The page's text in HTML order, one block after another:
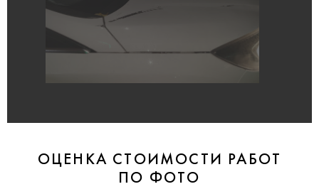
ОЦЕНКА СТОИМОСТИ РАБОТ
ПО ФОТО